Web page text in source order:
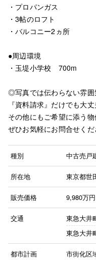
・プロパンガス
・3帖のロフト
・バルコニー2ヵ所
●周辺環境
・玉堤小学校 700m
◎写真では伝わらない雰囲
『資料請求』だけでも大丈
その他にもご希望に添う物
ぜひお気軽にお問合せく
種別 中古売戸
所在地 東京都世
販売価格 9,980万
交通 東急大井
東急大井
都市計画 市街化区